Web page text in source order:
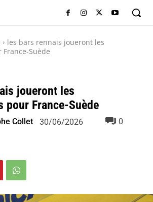
les bars rennais joueront les
Suède
joueront les
pour France-Suède
Collet 30/06/2026
0